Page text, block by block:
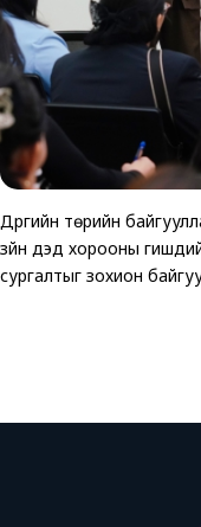
Дүүргийн төрийн
зүйн дэд хорооны
сургалтыг зохион